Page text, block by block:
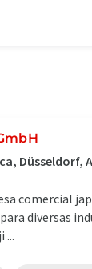
Düsseldorf,
comercial
diversas
...